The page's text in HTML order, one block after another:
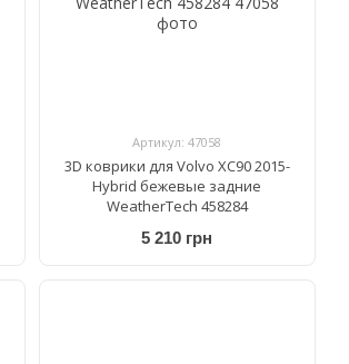
Артикул: 47058
3D коврики для Volvo XC90 2015-
Hybrid бежевые задние
WeatherTech 458284
5 210 грн